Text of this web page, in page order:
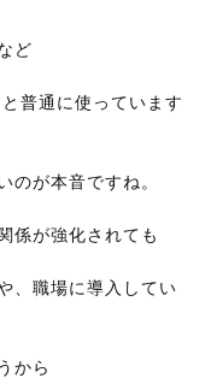
ど
普通に使っています
のが本音ですね。
係が強化されても
、職場に導入してい
から